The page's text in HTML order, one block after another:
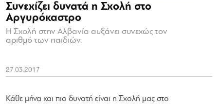
Συνεχίζει δυνατά η Σχολή στο
Αργυρόκαστρο
Η Σχολή στην Αλβανία αυξάνει συνεχώς τον
αριθμό των παιδιών.
27.03.2017
Κάθε μήνα και πιο δυνατή είναι η Σχολή μας στο